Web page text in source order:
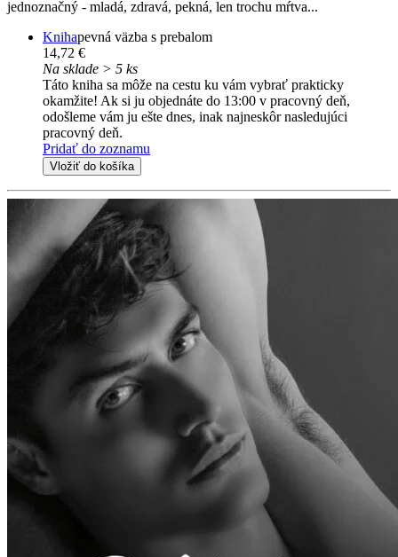
jednoznačný - mladá, zdravá, pekná, len trochu mŕtva...
Knihapevná väzba s prebalom
14,72 €
Na sklade > 5 ks
Táto kniha sa môže na cestu ku vám vybrať prakticky
okamžite! Ak si ju objednáte do 13:00 v pracovný deň,
odošleme vám ju ešte dnes, inak najneskôr nasledujúci
pracovný deň.
Pridať do zoznamu
Vložiť do košíka